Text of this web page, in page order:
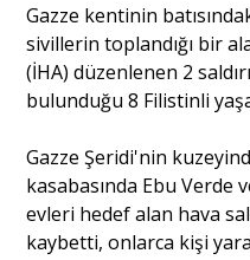
Gazze kentinin
sivillerin toplandığı bir
(İHA) düzenlenen 2
bulunduğu 8 Filistinli
Gazze Şeridi'nin
kasabasında Ebu Verde
evleri hedef alan hava
kaybetti, onlarca kişi